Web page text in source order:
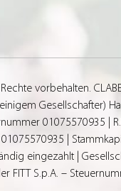
vorbehalten.
Gesellschafter)
01075570935 |
|
eingezahlt |
FITT S.p.A. –